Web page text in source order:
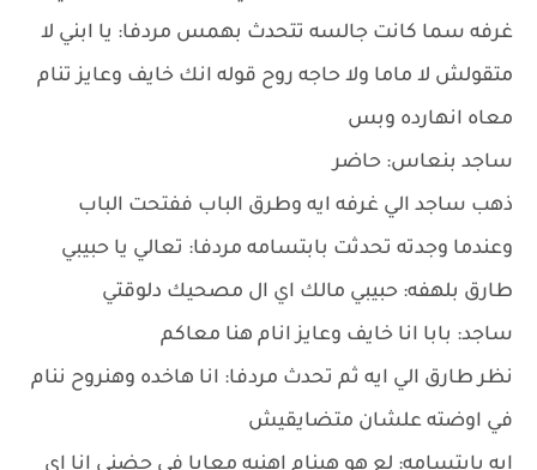
غرفه سما كانت جالسه تتحدث بهمس مردفا: يا ابني لا
متقولش لا ماما ولا حاجه روح قوله انك خايف وعايز تنام
معاه انهارده وبس
ساجد بنعاس: حاضر
ذهب ساجد الي غرفه ايه وطرق الباب ففتحت الباب
وعندما وجدته تحدثت بابتسامه مردفا: تعالي يا حبيبي
طارق بلهفه: حبيبي مالك اي ال مصحيك دلوقتي
ساجد: بابا انا خايف وعايز انام هنا معاكم
نظر طارق الي ايه ثم تحدث مردفا: انا هاخده وهنروح ننام
في اوضته علشان متضايقيش
ايه بابتسامه: لع هو هينام اهنيه معايا في حضني انا اي